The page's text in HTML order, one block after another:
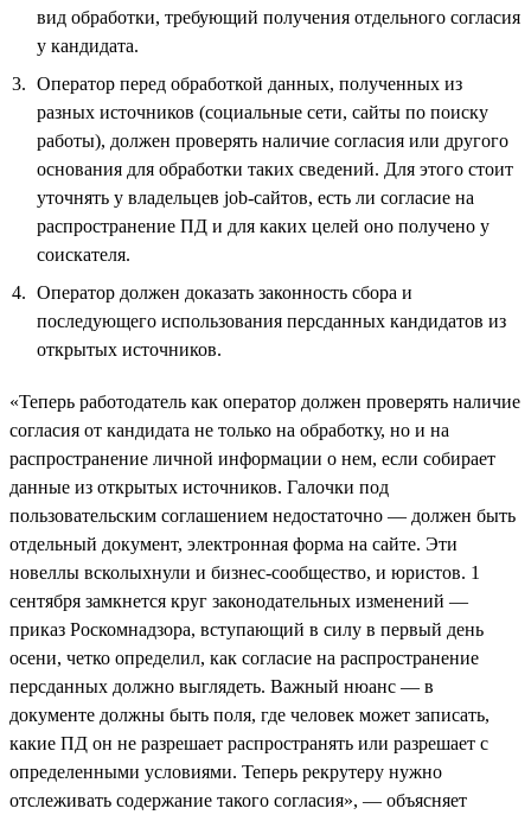
вид обработки, требующий получения отдельного согласия
у кандидата.
Оператор перед обработкой данных, полученных из
разных источников (социальные сети, сайты по поиску
работы), должен проверять наличие согласия или другого
основания для обработки таких сведений. Для этого стоит
уточнять у владельцев job-сайтов, есть ли согласие на
распространение ПД и для каких целей оно получено у
соискателя.
Оператор должен доказать законность сбора и
последующего использования персданных кандидатов из
открытых источников.
«Теперь работодатель как оператор должен проверять наличие
согласия от кандидата не только на обработку, но и на
распространение личной информации о нем, если собирает
данные из открытых источников. Галочки под
пользовательским соглашением недостаточно — должен быть
отдельный документ, электронная форма на сайте. Эти
новеллы всколыхнули и бизнес-сообщество, и юристов. 1
сентября замкнется круг законодательных изменений —
приказ Роскомнадзора, вступающий в силу в первый день
осени, четко определил, как согласие на распространение
персданных должно выглядеть. Важный нюанс — в
документе должны быть поля, где человек может записать,
какие ПД он не разрешает распространять или разрешает с
определенными условиями. Теперь рекрутеру нужно
отслеживать содержание такого согласия», — объясняет